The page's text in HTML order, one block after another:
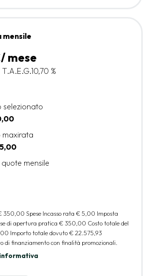
mensile
mese
T.A.E.G.10,70 %
selezionato
maxirata
mensile
350,00 Spese Incasso rata € 5,00 Imposta
di apertura pratica € 350,00 Costo totale del
Importo totale dovuto€ 22.575,93
di finanziamento con finalità promozionali.